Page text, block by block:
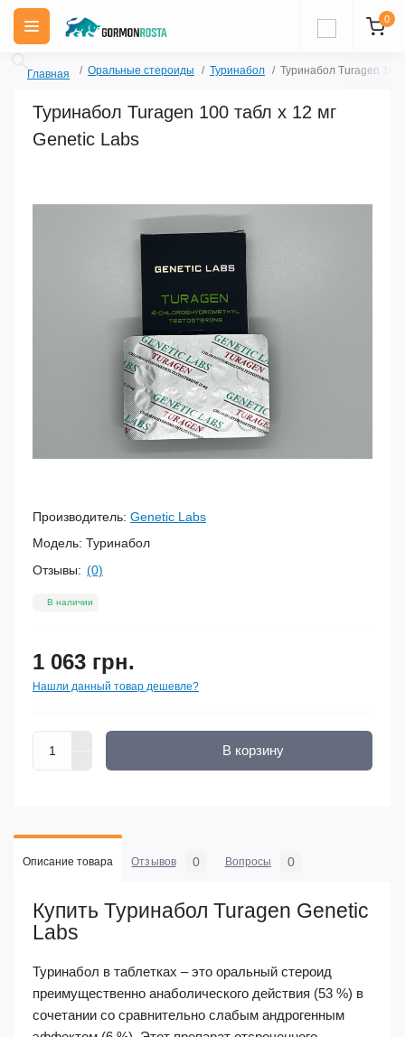
0
Главная Оральные стероиды Туринабол Туринабол Turagen 100
Туринабол Turagen 100 табл х 12 мг
Genetic Labs
Производитель: Genetic Labs
Модель: Туринабол
Отзывы: (0)
В наличии
1 063 грн.
Нашли данный товар дешевле?
В корзину
Описание товара Отзывов 0 Вопросы 0
Купить Туринабол Turagen Genetic
Labs
Туринабол в таблетках – это оральный стероид
преимущественно анаболического действия (53 %) в
сочетании со сравнительно слабым андрогенным